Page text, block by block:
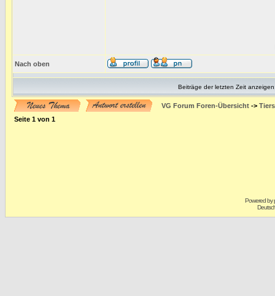
Nach oben
Beiträge der letzten Zeit
VG Forum Foren-Übersicht ->
Seite 1 von 1
Powered by